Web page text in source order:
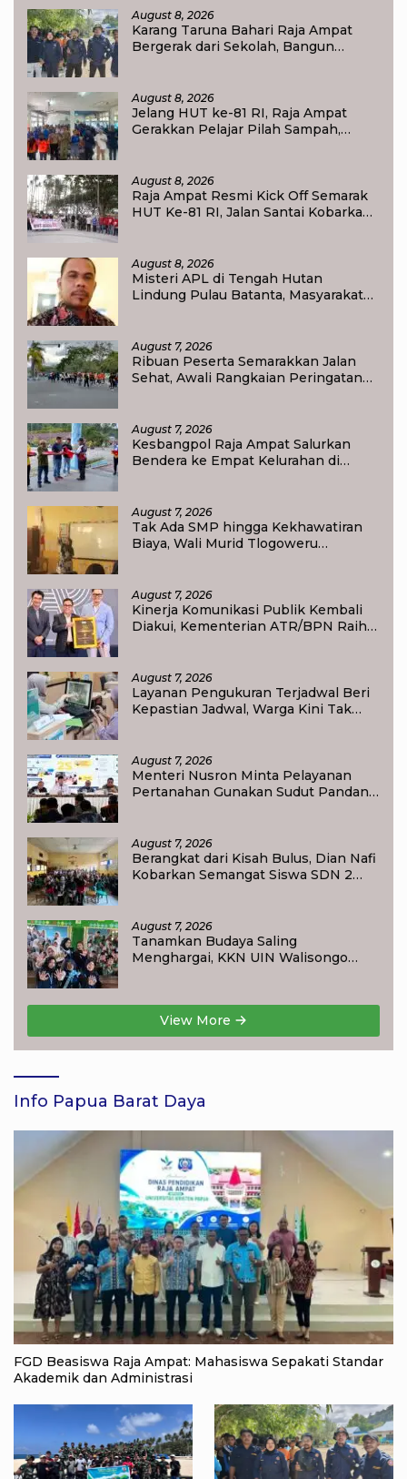
August 8, 2026
Karang Taruna Bahari Raja Ampat
Bergerak dari Sekolah, Bangun
August 8, 2026
Jelang HUT ke-81 RI, Raja Ampat
Gerakkan Pelajar Pilah Sampah,
August 8, 2026
Raja Ampat Resmi Kick Off Semarak
HUT Ke-81 RI, Jalan Santai Kobarkan
August 8, 2026
Misteri APL di Tengah Hutan
Lindung Pulau Batanta, Masyarakat
August 7, 2026
Ribuan Peserta Semarakkan Jalan
Sehat, Awali Rangkaian Peringatan
August 7, 2026
Kesbangpol Raja Ampat Salurkan
Bendera ke Empat Kelurahan di
August 7, 2026
Tak Ada SMP hingga Kekhawatiran
Biaya, Wali Murid Tlogoweru
August 7, 2026
Kinerja Komunikasi Publik Kembali
Diakui, Kementerian ATR/BPN Raih
August 7, 2026
Layanan Pengukuran Terjadwal Beri
Kepastian Jadwal, Warga Kini Tak
August 7, 2026
Menteri Nusron Minta Pelayanan
Pertanahan Gunakan Sudut Pandang
August 7, 2026
Berangkat dari Kisah Bulus, Dian Nafi
Kobarkan Semangat Siswa SDN 2
August 7, 2026
Tanamkan Budaya Saling
Menghargai, KKN UIN Walisongo
View More
Info Papua Barat Daya
FGD Beasiswa Raja Ampat: Mahasiswa Sepakati Standar
Akademik dan Administrasi